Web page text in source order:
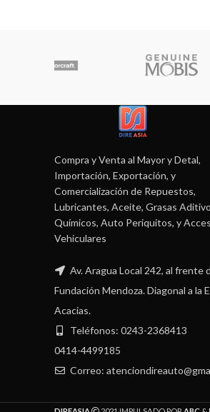
Compra y Venta al Mayor y Detal,
Importación, Exportación, y
Comercialización de Repuestos,
Lubricantes, Aceite, Grasas
Químicos, Auto Periquitos, y
Vehiculares
Av. Aragua Local 242, al frente
Fundación Mendoza. Diagonal a la
Acacias.
Teléfonos: 0243-2368413
0414-4499185
Correo: